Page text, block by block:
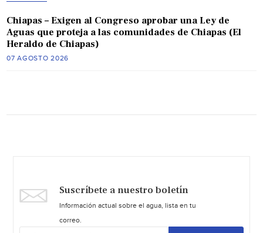
Chiapas – Exigen al Congreso aprobar una Ley de
Aguas que proteja a las comunidades de Chiapas (El
Heraldo de Chiapas)
07 AGOSTO 2026
Suscríbete a nuestro boletín
Información actual sobre el agua, lista en tu
correo.